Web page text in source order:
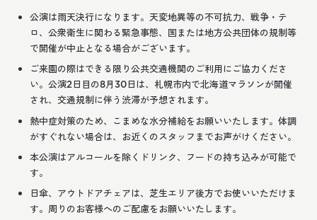
公演は雨天決行になります。天変地異等の不可抗力、戦争・テ
ロ、公衆衛生に関わる緊急事態、国または地方公共団体の規制等
で開催が中止となる場合がございます。
ご来園の際はできる限り公共交通機関のご利用にご協力くださ
い。公演2日目の8月30日は、札幌市内で北海道マラソンが開催
され、交通規制に伴う渋滞が予想されます。
熱中症対策のため、こまめな水分補給をお願いいたします。体調
がすぐれない場合は、お近くのスタッフまでお声がけください。
本公演はアルコールを除くドリンク、フードの持ち込みが可能で
す。
日傘、アウトドアチェアは、芝生エリア後方でお使いいただけま
す。周りのお客様へのご配慮をお願いいたします。